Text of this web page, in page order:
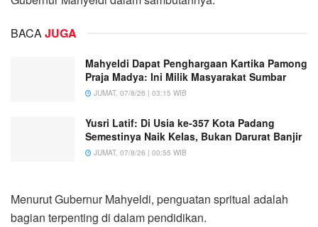
BACAJUGA
Mahyeldi Dapat Penghargaan Kartika Pamong
Praja Madya: Ini Milik Masyarakat Sumbar
JUMAT, 07/8/26 | 03:15 WIB
Yusri Latif: Di Usia ke-357 Kota Padang
Semestinya Naik Kelas, Bukan Darurat Banjir
JUMAT, 07/8/26 | 00:55 WIB
Menurut Gubernur Mahyeldi, penguatan spritual adalah
bagian terpenting di dalam pendidikan.